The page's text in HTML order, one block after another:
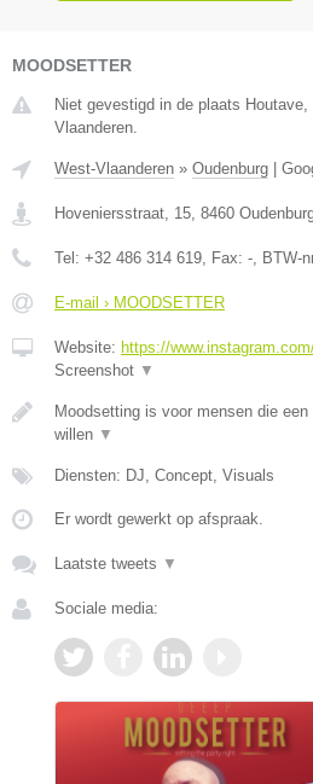
MOODSETTER
Niet gevestigd in de plaats
Vlaanderen.
West-Vlaanderen » Oudenburg |
Hoveniersstraat, 15 8460
Tel: +32 486 314 619 , Fax: - , BTW-
E-mail › MOODSETTER
Website: https://
Screenshot ▼
Moodsetting is voor mensen die
willen ▼
Diensten: DJ, Concept, Visuals
Er wordt gewerkt op afspraak.
Laatste tweets ▼
Sociale media: